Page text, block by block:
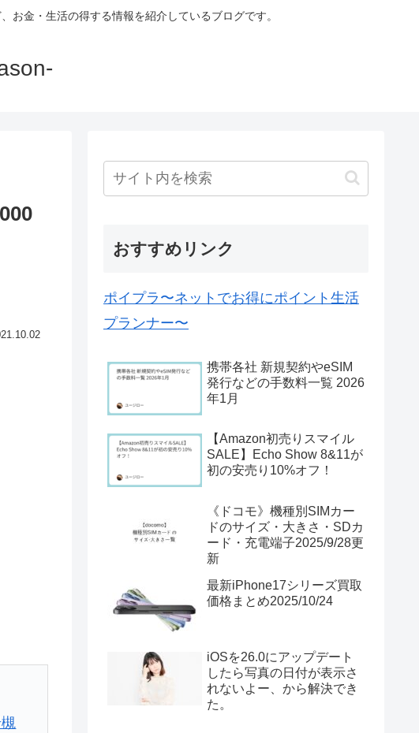
お金・生活の得する情報を紹介しているブログです。
おすすめリンク
ポイプラ〜ネットでお得にポイント生活
プランナー〜
携帯各社 新規契約やeSIM
発行などの手数料一覧 2026
年1月
【Amazon初売りスマイル
SALE】Echo Show 8&11が
初の安売り10%オフ！
《ドコモ》機種別SIMカー
ドのサイズ・大きさ・SDカ
ード・充電端子2025/9/28更
新
最新iPhone17シリーズ買取
価格まとめ2025/10/24
iOSを26.0にアップデート
したら写真の日付が表示さ
れないよー、から解決でき
た。